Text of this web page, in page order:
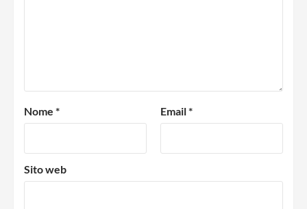
Nome * Email*
Sito web